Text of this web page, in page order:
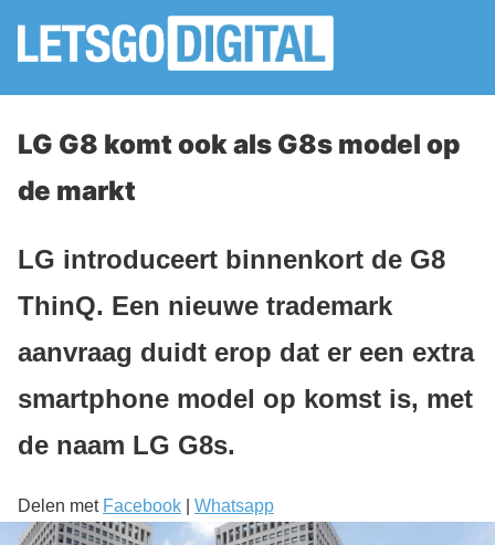
LG G8 komt ook als G8s model op
de markt
LG introduceert binnenkort de G8
ThinQ. Een nieuwe trademark
aanvraag duidt erop dat er een extra
smartphone model op komst is, met
de naam LG G8s.
Delen met Facebook Whatsapp